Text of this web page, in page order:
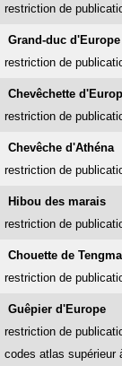
restriction de
Grand-duc d'Europe
restriction de
Chevêchette
restriction de
Chevêche d'Athéna
restriction de
Hibou des marais
restriction de
Chouette de
restriction de
Guêpier d'Europe
restriction de
codes atlas supérieur